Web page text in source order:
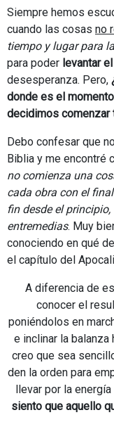
Siempre hemos
cuando las cosas no
tiempo y lugar para
para poder levantar
desesperanza. Pero,
donde es el
decidimos comenzar
Debo confesar que
Biblia y me encontré
no comienza una
cada obra con el
fin desde el
entremedias. Muy
conociendo en qué
el capítulo del
A diferencia de
conocer el
poniéndolos en
e inclinar la
creo que sea
den la orden para
llevar por la
siento que aquello